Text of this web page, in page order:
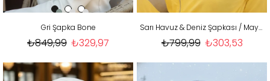
Gri Şapka Bone
₺329,97
₺849,99
Sarı Havuz & Deniz Şapkası / Mayo Üstüne Kullanılabilir
₺303,53
₺799,99